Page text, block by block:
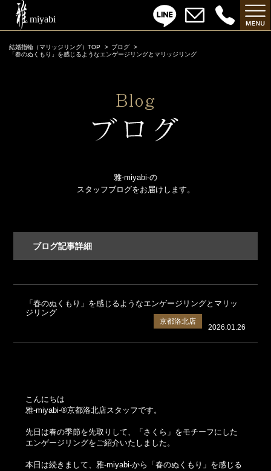
結婚指輪（マリッジリング）TOP
ブログ
「春のぬくもり」を感じるようなエンゲージリングとマリッジリング
雅-miyabi-の
スタッフブログをお届けします。
ブログ記事詳細
「春のぬくもり」を感じるようなエンゲージリングとマリッ
ジリング
2026.01.26
京都洛北店
こんにちは
雅-miyabi-®京都洛北店スタッフです。
先日は春の季節を先取りして、「さくら」をモチーフにした
エンゲージリングをご紹介いたしました。
本日は続きまして、雅-miyabi-から「春のぬくもり」を感じる